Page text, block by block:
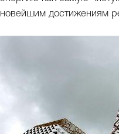
новейшим достижениям